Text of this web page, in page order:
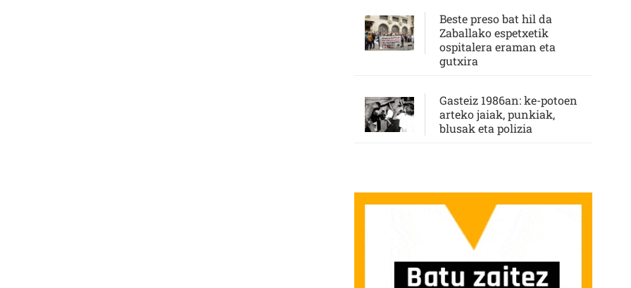
Beste preso bat hil da
Zaballako espetxetik
ospitalera eraman eta
gutxira
Gasteiz 1986an: ke-potoen
arteko jaiak, punkiak,
blusak eta polizia